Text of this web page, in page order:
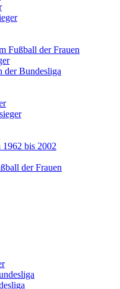
Fußball der Frauen
der Bundesliga
bis 2002
der Frauen